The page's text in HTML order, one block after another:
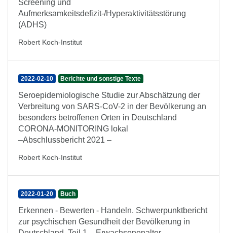
Screening und
Aufmerksamkeitsdefizit-/Hyperaktivitätsstörung
(ADHS)
Robert Koch-Institut
2022-02-10 Berichte und sonstige Texte
Seroepidemiologische Studie zur Abschätzung der
Verbreitung von SARS-CoV-2 in der Bevölkerung an
besonders betroffenen Orten in Deutschland
CORONA-MONITORING lokal
–Abschlussbericht 2021 –
Robert Koch-Institut
2022-01-20 Buch
Erkennen - Bewerten - Handeln. Schwerpunktbericht
zur psychischen Gesundheit der Bevölkerung in